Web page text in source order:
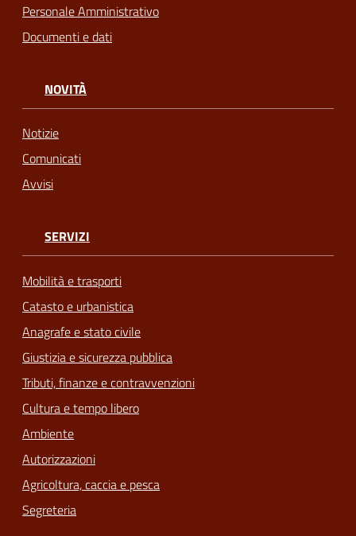
Personale Amministrativo
Documenti e dati
NOVITÀ
Notizie
Comunicati
Avvisi
SERVIZI
Mobilità e trasporti
Catasto e urbanistica
Anagrafe e stato civile
Giustizia e sicurezza pubblica
Tributi, finanze e contravvenzioni
Cultura e tempo libero
Ambiente
Autorizzazioni
Agricoltura, caccia e pesca
Segreteria